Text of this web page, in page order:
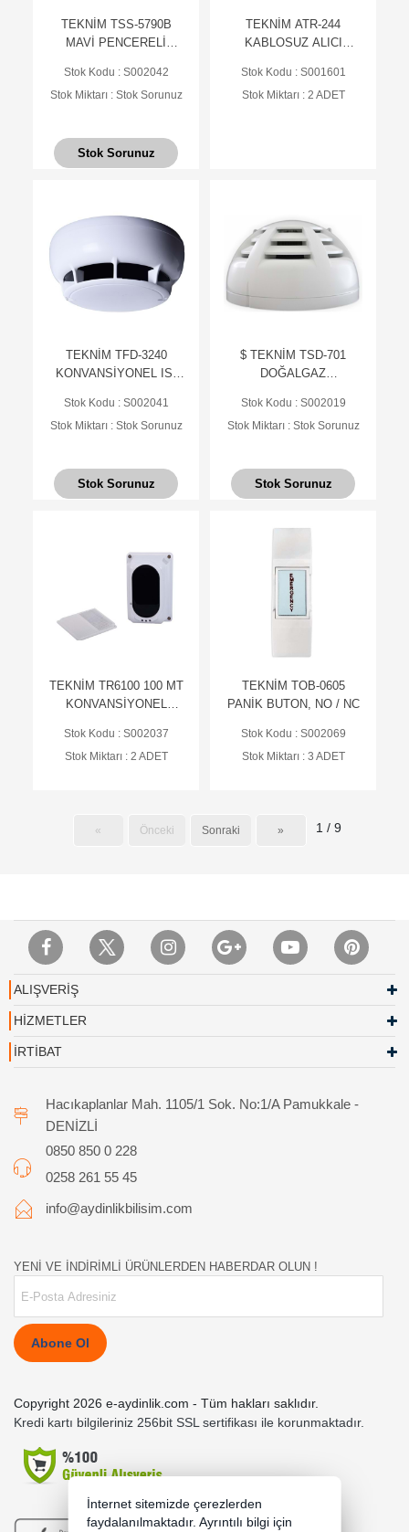
TEKNİM TSS-5790B
MAVİ PENCERELİ
Stok Kodu : S002042
Stok Miktarı : Stok Sorunuz
Stok Sorunuz
TEKNİM ATR-244
KABLOSUZ ALICI
KİT
Stok Kodu : S001601
Stok Miktarı : 2 ADET
TEKNİM TFD-3240
KONVANSİYONEL ISI
SICAKLIK)(TABAN
HARİÇ)
Stok Kodu : S002041
Stok Miktarı : Stok Sorunuz
Stok Sorunuz
$ TEKNİM TSD-701
DOĞALGAZ
ÇIKIŞLI (YANGIN ALARM
SİST. İÇİN) TSE
Stok Kodu : S002019
Stok Miktarı : Stok Sorunuz
Stok Sorunuz
TEKNİM TR6100 100 MT
KONVANSİYONEL
DEDEKTÖR
Stok Kodu : S002037
Stok Miktarı : 2 ADET
TEKNİM TOB-0605
PANİK BUTON, NO / NC
Stok Kodu : S002069
Stok Miktarı : 3 ADET
« Önceki Sonraki » 1 / 9
ALIŞVERİŞ
HİZMETLER
İRTİBAT
Hacıkaplanlar Mah. 1105/1 Sok. No:1/A Pamukkale -
DENİZLİ
0850 850 0 228
0258 261 55 45
info@aydinlikbilisim.com
YENİ VE İNDİRİMLİ ÜRÜNLERDEN HABERDAR OLUN !
Abone Ol
Copyright 2026 e-aydinlik.com - Tüm hakları saklıdır.
Kredi kartı bilgileriniz 256bit SSL sertifikası ile korunmaktadır.
İnternet sitemizde çerezlerden
faydalanılmaktadır. Ayrıntılı bilgi için